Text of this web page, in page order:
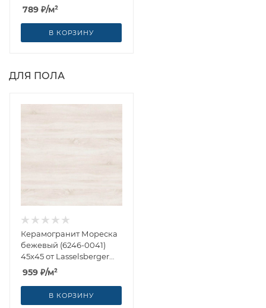
Lasselsberger Ceramics
(Россия)
789 ₽/м²
В КОРЗИНУ
ДЛЯ ПОЛА
Керамогранит Мореска
бежевый (6246-0041)
45x45 от Lasselsberger
Ceramics (Россия)
959 ₽/м²
В КОРЗИНУ